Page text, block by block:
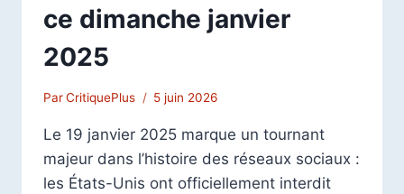
ce dimanche janvier
2025
ParCritiquePlus 5 juin 2026
Le 19 janvier 2025 marque un tournant
majeur dans l’histoire des réseaux sociaux :
les États-Unis ont officiellement interdit